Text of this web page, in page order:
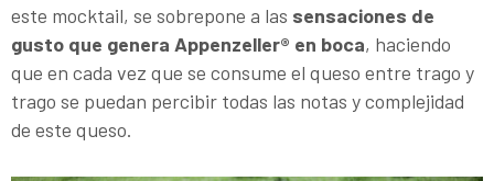
este mocktail, se sobrepone a las sensaciones de
gusto que genera Appenzeller® en boca, haciendo
que en cada vez que se consume el queso entre trago y
trago se puedan percibir todas las notas y complejidad
de este queso.